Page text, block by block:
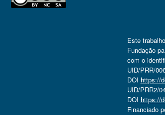
Este
Fundação
com o
UID/PRR/
DOI https://
UID/PRR2/
DOI https://
Financiado